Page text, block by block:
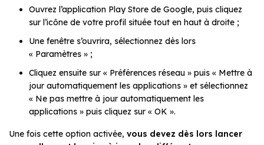
Ouvrez l’application Play Store de Google, puis cliquez
sur l’icône de votre profil située tout en haut à droite ;
Une fenêtre s’ouvrira, sélectionnez dès lors
« Paramètres » ;
Cliquez ensuite sur « Préférences réseau » puis « Mettre à
jour automatiquement les applications » et sélectionnez
« Ne pas mettre à jour automatiquement les
applications » puis cliquez sur « OK ».
Une fois cette option activée, vous devez dès lors lancer